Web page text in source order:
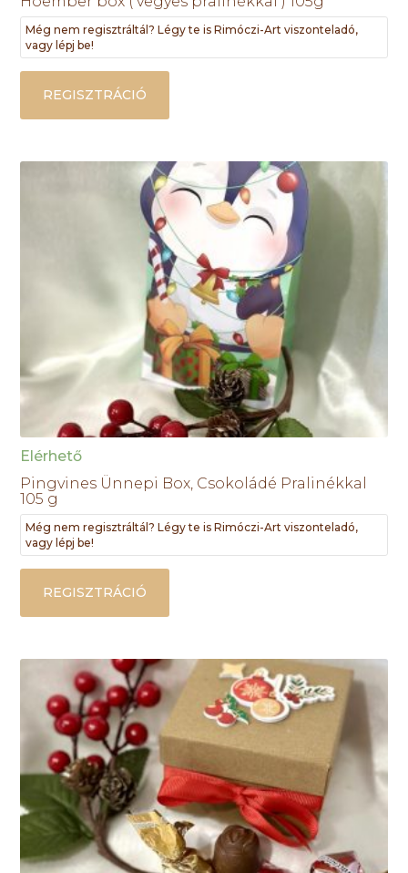
Még nem regisztráltál? Légy te is Rimóczi-Art viszonteladó,
vagy lépj be!
REGISZTRÁCIÓ
Elérhető
Pingvines Ünnepi Box, Csokoládé Pralinékkal
105 g
Még nem regisztráltál? Légy te is Rimóczi-Art viszonteladó,
vagy lépj be!
REGISZTRÁCIÓ